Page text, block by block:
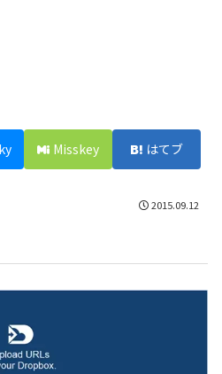
Misskey はてブ
2015.09.12